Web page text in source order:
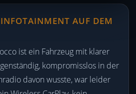
AUF DEM
ist ein Fahrzeug mit klarer
kompromisslos in der
davon wusste, war leider